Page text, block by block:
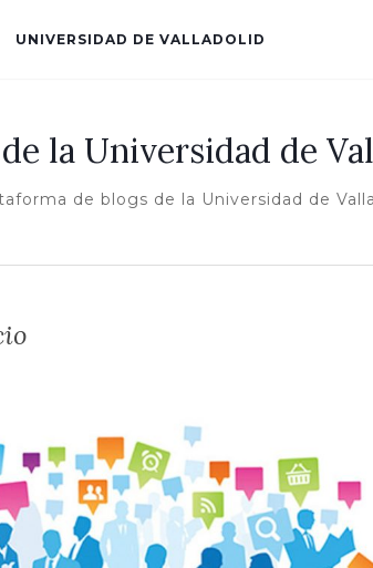
UNIVERSIDAD DE VALLADOLID
la Universidad de
de blogs de la Universidad de